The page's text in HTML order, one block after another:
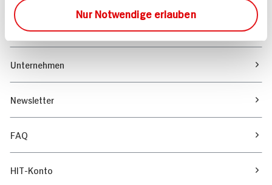
Nur Notwendige erlauben
Verantwortung & Nachhaltigkeit
Unternehmen
Newsletter
FAQ
HIT-Konto